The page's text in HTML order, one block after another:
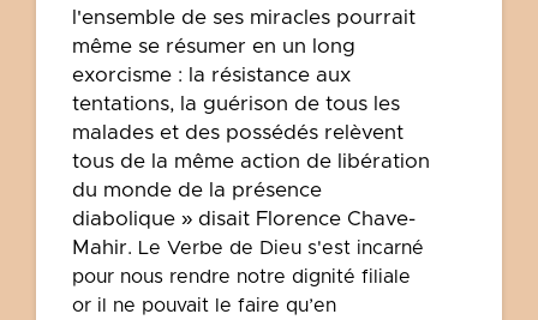
l'ensemble de ses miracles pourrait
même se résumer en un long
exorcisme : la résistance aux
tentations, la guérison de tous les
malades et des possédés relèvent
tous de la même action de libération
du monde de la présence
diabolique » disait Florence Chave-
Mahir. Le Verbe de Dieu s'est incarné
pour nous rendre notre dignité filiale
or il ne pouvait le faire qu’en